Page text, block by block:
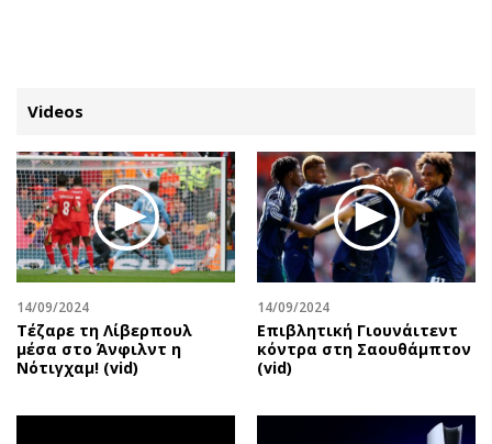
ΚΑΤΗΓΟΡΙΕΣ ΣΥΝΔΕΣΗ
Κύπρος
Παιδεία
Υγεία
Πολιτική
Βουλευτικές 2026
Προεδρικές 2023
Απόψεις
Αρθρογραφία
The Hill
Υγεία
Αγγελίες
Πωλούνται
Videos
14/09/2024
Τέζαρε τη Λίβερπουλ
μέσα στο Άνφιλντ η
Νότιγχαμ! (vid)
14/09/2024
Επιβλητική Γιουνάιτεντ
κόντρα στη Σαουθάμπτον
(vid)